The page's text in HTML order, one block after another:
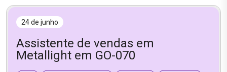
24 de junho
Assistente de vendas em
Metallight em GO-070